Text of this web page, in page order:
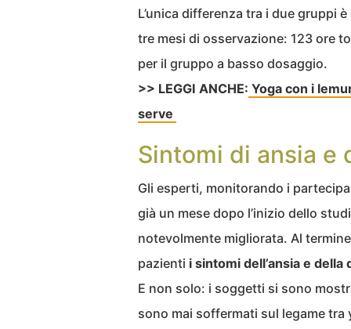
L’unica differenza tra i due gruppi
tre mesi di osservazione: 123 ore
per il gruppo a basso dosaggio.
>> LEGGI ANCHE: Yoga con i
serve
Sintomi di ansia e
Gli esperti, monitorando i
già un mese dopo l’inizio dello
notevolmente migliorata. Al
pazienti i sintomi dell’ansia e
E non solo: i soggetti si sono
sono mai soffermati sul legame